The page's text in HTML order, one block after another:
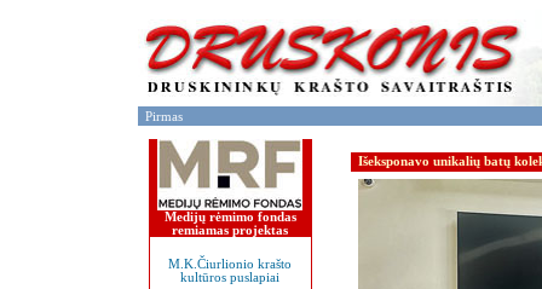
Pirmas
Medijų rėmimo fondas
remiamas projektas
M.K.Čiurlionio krašto
kultūros puslapiai
Išeksponavo unikalių batų